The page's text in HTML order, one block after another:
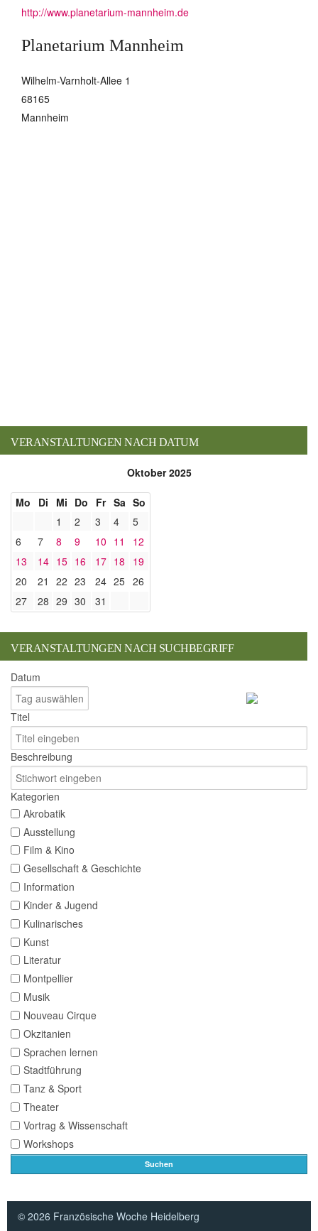
http://www.planetarium-mannheim.de
Planetarium Mannheim
Wilhelm-Varnholt-Allee 1
68165
Mannheim
VERANSTALTUNGEN NACH DATUM
Oktober 2025
Mo Di Mi Do Fr Sa So
1
2 3 4
5
6
7 8 9 10 11
12
13
14 15 16 17 18
19
20
21 22 23 24 25 26
27
28 29 30 31
VERANSTALTUNGEN NACH SUCHBEGRIFF
Datum
Titel
Beschreibung
Kategorien
Akrobatik
Ausstellung
Film & Kino
Gesellschaft & Geschichte
Information
Kinder & Jugend
Kulinarisches
Kunst
Literatur
Montpellier
Musik
Nouveau Cirque
Okzitanien
Sprachen lernen
Stadtführung
Tanz & Sport
Theater
Vortrag & Wissenschaft
Workshops
Suchen
© 2026 Französische Woche Heidelberg